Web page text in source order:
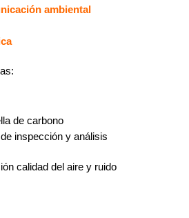
ambiental
de carbono
inspección y análisis
calidad del aire y ruido